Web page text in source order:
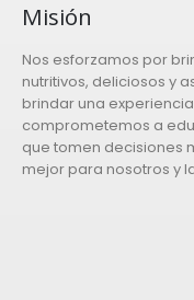
Misión
Nos esforzamos por
nutritivos, deliciosos y
brindar una
comprometemos a
que tomen decisiones
mejor para nosotros y